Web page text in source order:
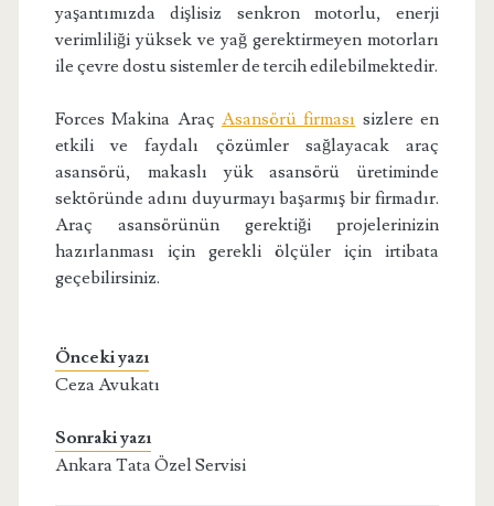
yaşantımızda dişlisiz senkron motorlu, enerji
verimliliği yüksek ve yağ gerektirmeyen motorları
ile çevre dostu sistemler de tercih edilebilmektedir.
Forces Makina Araç Asansörü firması sizlere en
etkili ve faydalı çözümler sağlayacak araç
asansörü, makaslı yük asansörü üretiminde
sektöründe adını duyurmayı başarmış bir firmadır.
Araç asansörünün gerektiği projelerinizin
hazırlanması için gerekli ölçüler için irtibata
geçebilirsiniz.
Önceki yazı
Ceza Avukatı
Sonraki yazı
Ankara Tata Özel Servisi